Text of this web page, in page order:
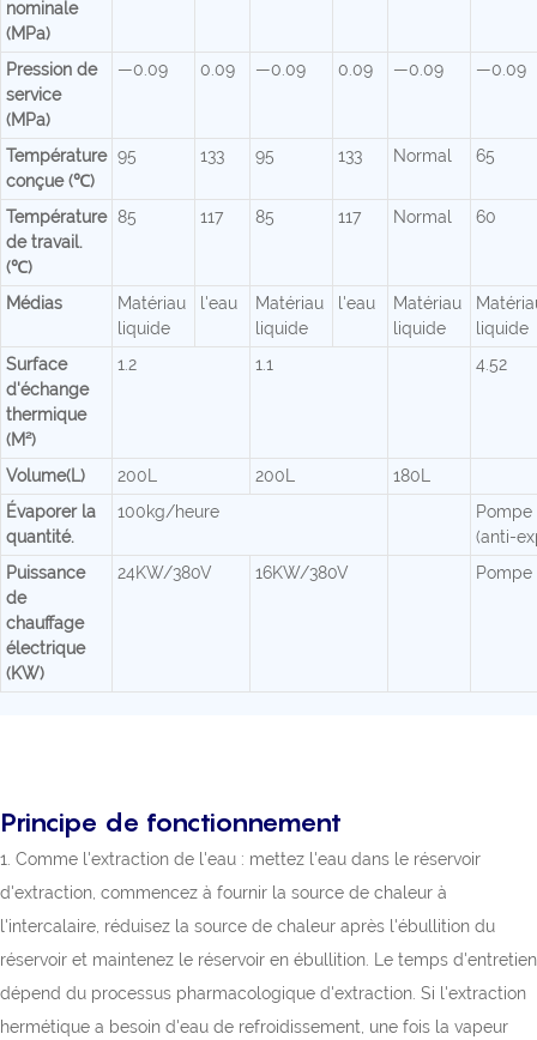
nominale
(MPa)
Pression de
service
(MPa)
—0.09 0.09 —0.09 0.09 —0.09 —0.09
Température
conçue (℃)
95 133 95 133 Normal 65
Température
de travail.
(℃)
85 117 85 117 Normal 60
Médias
Matériau
liquide
l'eau
Matériau
liquide
l'eau
Matériau
liquide
liquide
Surface
d'échange
thermique
(M²)
1.2 1.1 4.52
Volume(L) 200L 200L
180L
Évaporer la
quantité.
100kg/heure
Pompe
(anti-
Puissance
de
chauffage
électrique
(KW)
24KW/380V 16KW/380V
Principe de fonctionnement
1. Comme l'extraction de l'eau : mettez l'eau dans le réservoir
d'extraction, commencez à fournir la source de chaleur à
l'intercalaire, réduisez la source de chaleur après l'ébullition du
réservoir et maintenez le réservoir en ébullition. Le temps d'entretien
dépend du processus pharmacologique d'extraction. Si l'extraction
hermétique a besoin d'eau de refroidissement, une fois la vapeur